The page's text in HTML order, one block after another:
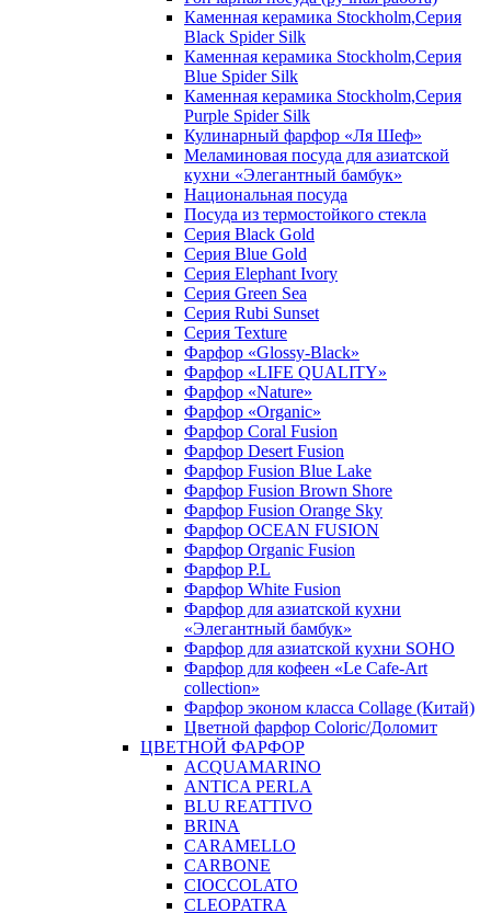
Каменная керамика Stockholm,Серия
Black Spider Silk
Каменная керамика Stockholm,Серия
Blue Spider Silk
Каменная керамика Stockholm,Серия
Purple Spider Silk
Кулинарный фарфор «Ля Шеф»
Меламиновая посуда для азиатской
кухни «Элегантный бамбук»
Национальная посуда
Посуда из термостойкого стекла
Серия Black Gold
Серия Blue Gold
Серия Elephant Ivory
Серия Green Sea
Серия Rubi Sunset
Серия Texture
Фарфор «Glossy-Black»
Фарфор «LIFE QUALITY»
Фарфор «Nature»
Фарфор «Organic»
Фарфор Coral Fusion
Фарфор Desert Fusion
Фарфор Fusion Blue Lake
Фарфор Fusion Brown Shore
Фарфор Fusion Orange Sky
Фарфор OCEAN FUSION
Фарфор Organic Fusion
Фарфор P.L
Фарфор White Fusion
Фарфор для азиатской кухни
«Элегантный бамбук»
Фарфор для азиатской кухни SOHO
Фарфор для кофеен «Le Cafe-Art
collection»
Фарфор эконом класса Collage (Китай)
Цветной фарфор Coloric/Доломит
ЦВЕТНОЙ ФАРФОР
ACQUAMARINO
ANTICA PERLA
BLU REATTIVO
BRINA
CARAMELLO
CARBONE
CIOCCOLATO
CLEOPATRA